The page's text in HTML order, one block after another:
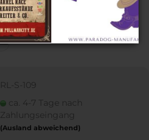
RL-S-109
ca. 4-7 Tage nach
Zahlungseingang
(Ausland abweichend)